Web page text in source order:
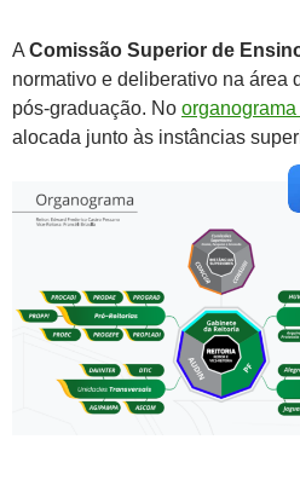
A Comissão Superior de
normativo e deliberativo na área
pós-graduação. No
alocada junto às instâncias